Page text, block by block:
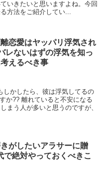
いきたいと思いますよね。今回
方法をご紹介してい...
離恋愛はヤッパリ浮気され
レないはずの浮気を知っ
えるべき事
しかしたら、彼は浮気してるの
か?? 離れていると不安になる
まう人が多いと思うのですが、
がしたいアラサーに贈
で絶対やっておくべきこ